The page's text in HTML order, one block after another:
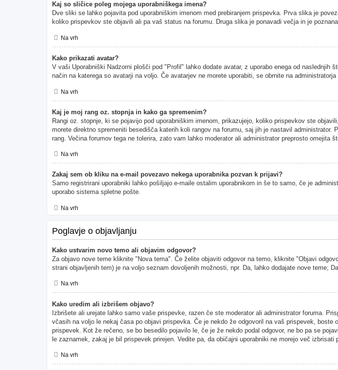
Kaj so sličice poleg mojega uporabniškega imena?
Dve sliki se lahko pojavita pod uporabniškim imenom med prebiranjem prispevka. Prva slika je
koliko prispevkov ste objavili ali pa vaš status na forumu. Druga slika je ponavadi večja in je
Na vrh
Kako prikazati avatar?
V vaši Uporabniški Nadzorni plošči pod "Profil" lahko dodate avatar, z uporabo enega od naslednjih
način na katerega so avatarji na voljo. Če avatarjev ne morete uporabiti, se obrnite na administratorja
Na vrh
Kaj je moj rang oz. stopnja in kako ga spremenim?
Rangi oz. stopnje, ki se pojavijo pod uporabniškim imenom, prikazujejo, koliko prispevkov ste
morete direktno spremeniti besedišča katerih koli rangov na forumu, saj jih je nastavil
rang. Večina forumov tega ne tolerira, zato vam lahko moderator ali administrator preprosto omejita
Na vrh
Zakaj sem ob kliku na e-mail povezavo nekega uporabnika pozvan k prijavi?
Samo registrirani uporabniki lahko pošiljajo e-maile ostalim uporabnikom in še to samo, če je
uporabo sistema spletne pošte.
Na vrh
Poglavje o objavljanju
Kako ustvarim novo temo ali objavim odgovor?
Za objavo nove teme kliknite "Nova tema". Če želite objaviti odgovor na temo, kliknite "Objavi
strani objavljenih tem) je na voljo seznam dovoljenih možnosti, npr. Da, lahko dodajate nove teme;
Na vrh
Kako uredim ali izbrišem objavo?
Izbrišete ali urejate lahko samo vaše prispevke, razen če ste moderator ali administrator foruma.
včasih na voljo le nekaj časa po objavi prispevka. Če je nekdo že odgovoril na vaš prispevek,
prispevek. Kot že rečeno, se bo besedilo pojavilo le, če je že nekdo podal odgovor, ne bo pa se
le zaznamek, zakaj je bil prispevek prirejen. Vedite pa, da običajni uporabniki ne morejo več izbrisati
Na vrh